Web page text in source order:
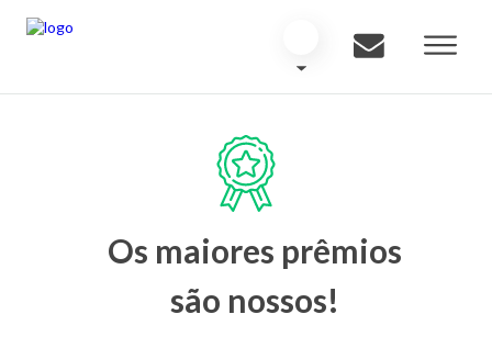
Os maiores prêmios
são nossos!